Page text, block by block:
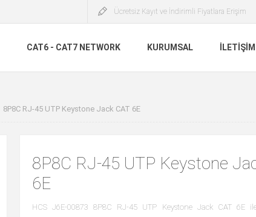
Ücretsiz Kayıt ve İndirimli Fiyatlara Erişim
CAT6 - CAT7 NETWORK KURUMSAL İLETIŞIM
8P8C RJ-45 UTP Keystone Jack CAT 6E
8P8C RJ-45 UTP Keystone
6E
HCS J6E-00873 8P8C RJ-45 UTP Keystone Jack CAT 6E